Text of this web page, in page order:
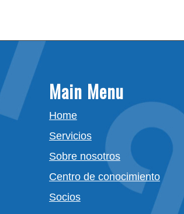
Main Menu
Home
Servicios
Sobre nosotros
Centro de conocimiento
Socios